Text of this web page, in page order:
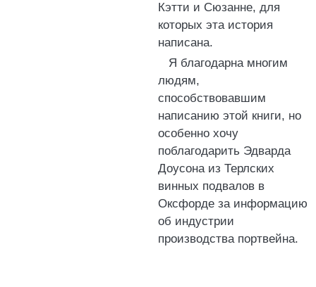
Кэтти и Сюзанне, для
которых эта история
написана.
Я благодарна многим
людям,
способствовавшим
написанию этой книги, но
особенно хочу
поблагодарить Эдварда
Доусона из Терлских
винных подвалов в
Оксфорде за информацию
об индустрии
производства портвейна.